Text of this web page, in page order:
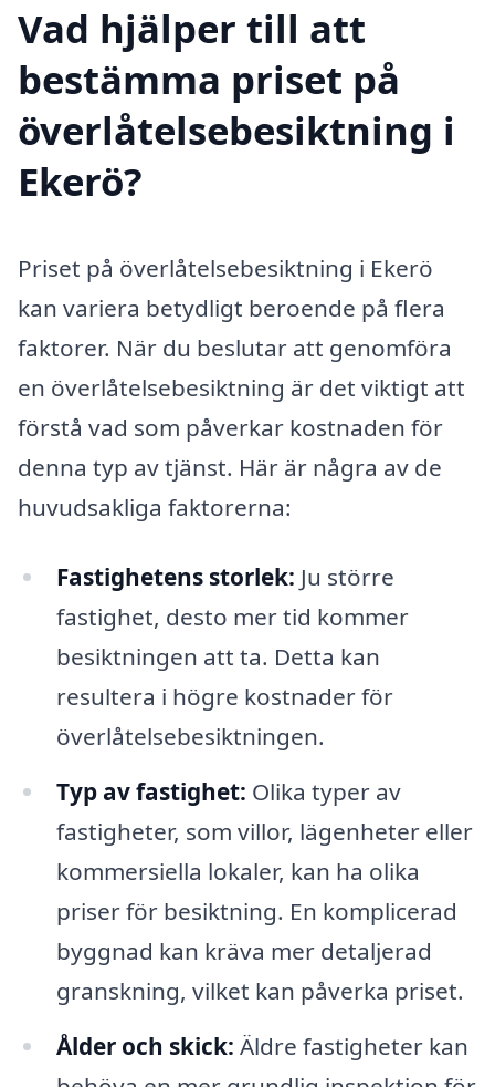
Vad hjälper till att
bestämma priset på
överlåtelsebesiktning i
Ekerö?
Priset på överlåtelsebesiktning i Ekerö
kan variera betydligt beroende på flera
faktorer. När du beslutar att genomföra
en överlåtelsebesiktning är det viktigt att
förstå vad som påverkar kostnaden för
denna typ av tjänst. Här är några av de
huvudsakliga faktorerna:
Fastighetens storlek: Ju större
fastighet, desto mer tid kommer
besiktningen att ta. Detta kan
resultera i högre kostnader för
överlåtelsebesiktningen.
Typ av fastighet: Olika typer av
fastigheter, som villor, lägenheter eller
kommersiella lokaler, kan ha olika
priser för besiktning. En komplicerad
byggnad kan kräva mer detaljerad
granskning, vilket kan påverka priset.
Ålder och skick: Äldre fastigheter kan